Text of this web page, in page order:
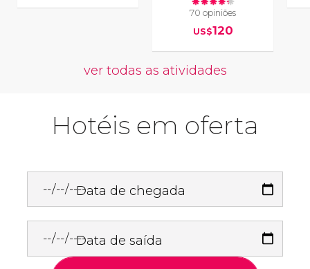
70 opiniões
US$120
ver todas as atividades
Hotéis em oferta
Data de chegada
Data de saída